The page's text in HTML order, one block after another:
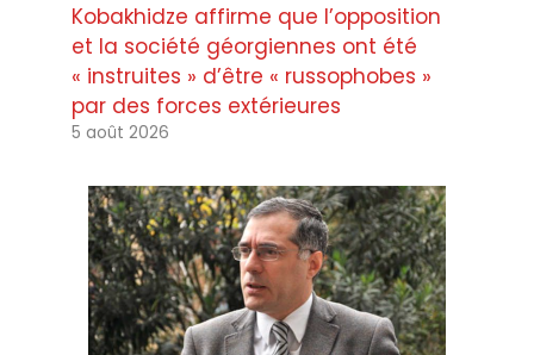
Kobakhidze affirme que l’opposition
et la société géorgiennes ont été
« instruites » d’être « russophobes »
par des forces extérieures
5 août 2026